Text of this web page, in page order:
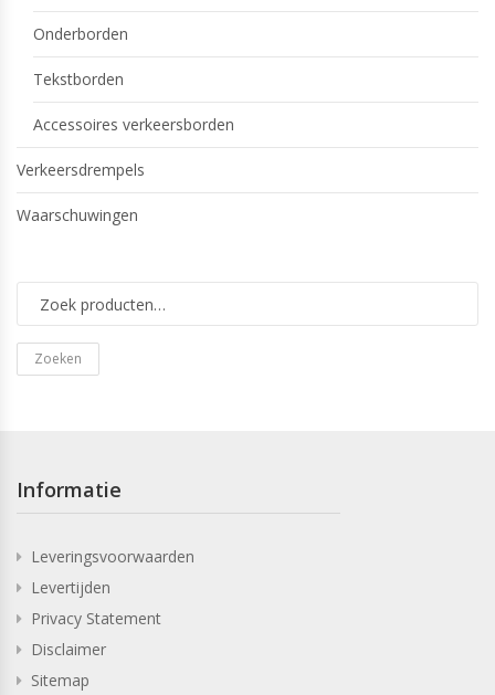
Onderborden
Tekstborden
Accessoires verkeersborden
Verkeersdrempels
Waarschuwingen
Zoeken
Informatie
Leveringsvoorwaarden
Levertijden
Privacy Statement
Disclaimer
Sitemap